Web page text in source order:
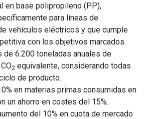
en base polipropileno (PP),
para líneas de
vehículos eléctricos y que cumple
con los objetivos marcados.
de 6.200 toneladas anuales de
2 equivalente, considerando todas
de producto.
en materias primas consumidas en
un ahorro en costes del 15%.
del 10% en cuota de mercado